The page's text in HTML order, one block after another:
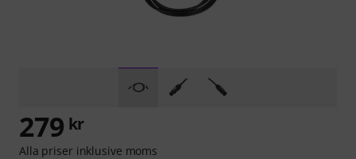
279 kr
Alla priser inklusive moms